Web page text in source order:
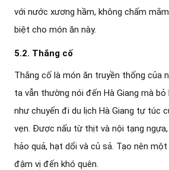
với nước xương hầm, không chấm
biệt cho món ăn này.
5.2. Thắng cố
Thắng cố là món ăn truyền thống của
ta vẫn thường nói đến Hà Giang mà bỏ
như chuyến đi du lịch Hà Giang tự túc
vẹn. Được nấu từ thịt và nội tạng
hảo quả, hạt dổi và củ sả. Tạo nên
đậm vị đến khó quên.